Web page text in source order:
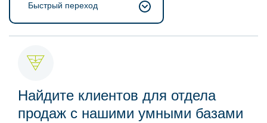
Быстрый переход
Найдите клиентов для отдела
продаж с нашими умными базами